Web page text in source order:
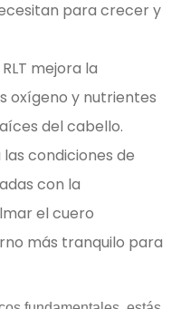
para crecer y
RLT mejora la
oxígeno y nutrientes
del cabello.
condiciones de
con la
el cuero
más tranquilo para